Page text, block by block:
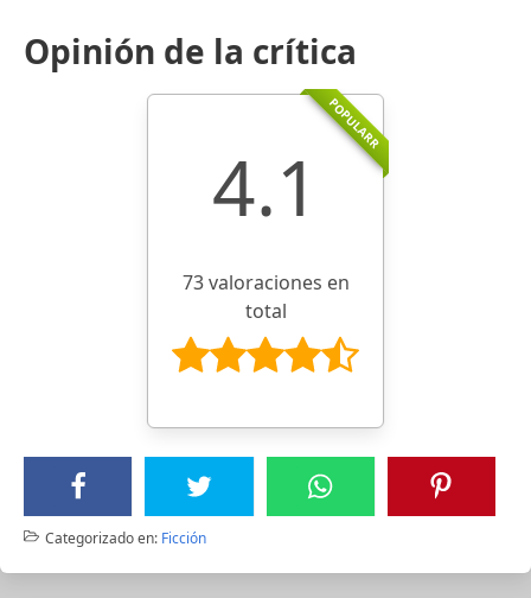
Opinión de la crítica
POPULARR
4.1
73 valoraciones en
total
Categorizado en: Ficción